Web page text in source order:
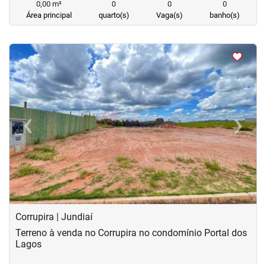
0,00 m²
Área principal
0
quarto(s)
0
Vaga(s)
0
banho(s)
< < <
‹Previous ›Next
Corrupira | Jundiaí
Terreno à venda no Corrupira no condomínio Portal dos
Lagos